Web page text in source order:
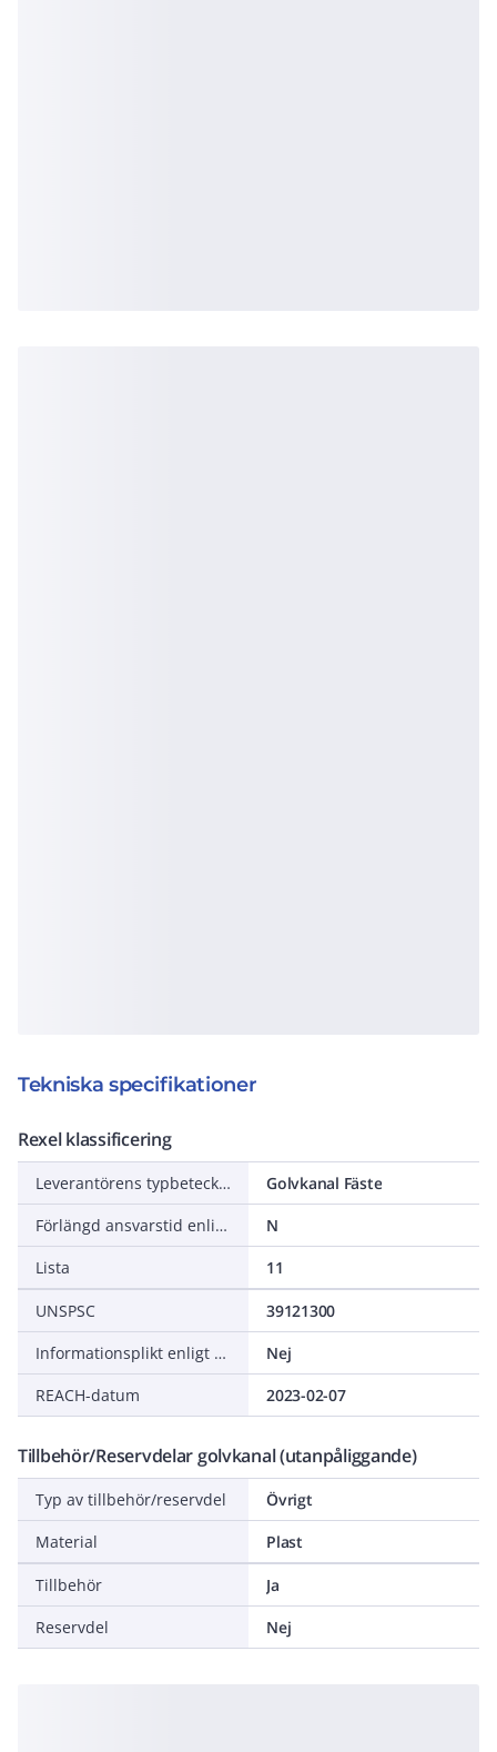
Tekniska specifikationer
Rexel klassificering
Leverantörens typbeteckning
Golvkanal Fäste
Förlängd ansvarstid enligt ALEM-09
N
Lista
11
UNSPSC
39121300
Informationsplikt enligt REACH
Nej
REACH-datum
2023-02-07
Tillbehör/Reservdelar golvkanal (utanpåliggande)
Typ av tillbehör/reservdel
Övrigt
Material
Plast
Tillbehör
Ja
Reservdel
Nej